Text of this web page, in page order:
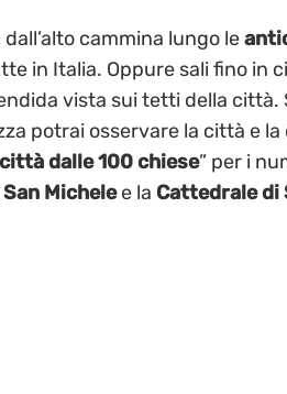
cammina lungo le
in Italia. Oppure sali fino in
vista sui tetti della città.
potrai osservare la città e
città dalle 100 chiese” per i
Michelee la Cattedrale di